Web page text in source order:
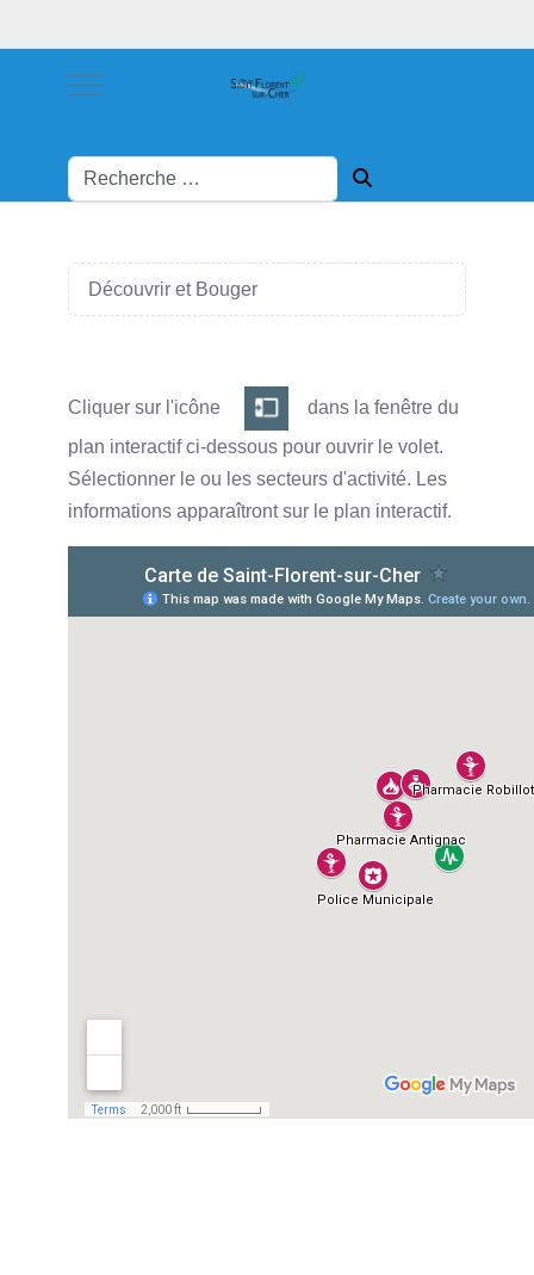
Mobile Menu Toggle
Découvrir et Bouger
Cliquer sur l'icône
dans la fenêtre du
plan interactif ci-dessous pour ouvrir le volet.
Sélectionner le ou les secteurs d'activité. Les
informations apparaîtront sur le plan interactif.